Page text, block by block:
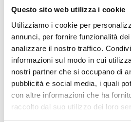
Questo sito web utilizza i cookie
Utilizziamo i cookie per
annunci, per fornire funzionalità
analizzare il nostro traffico.
informazioni sul modo in cui
nostri partner che si occupano di
pubblicità e social media, i quali
con altre informazioni che ha
raccolto dal suo utilizzo dei loro
eventuali approfondimenti.
precedente:
successivo:focus nord africa (marocco,